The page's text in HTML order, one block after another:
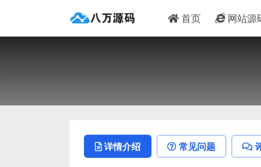
首页 网站源
详情介绍 常见问题